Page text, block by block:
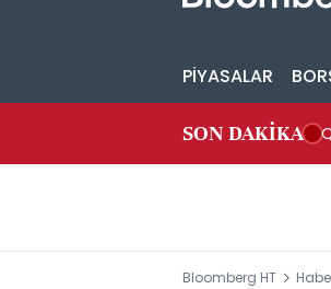
PİYASALAR
SON DAKİKA
Bloomberg HT